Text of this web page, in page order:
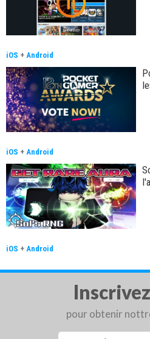
iOS + Android
iOS + Android
iOS + Android
pour obtenir